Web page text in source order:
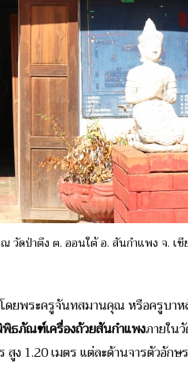
วัดป่าตึง ต. ออนใต้ อ. สันกำแพง จ. เชี
ดยพระครูจันทสมานคุณ หรือครูบาห
ธภัณฑ์เครื่องถ้วยสันกำแพงภายใน
ง 1.20 เมตร แต่ละด้านจารตัวอัก